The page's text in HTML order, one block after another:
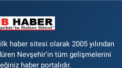
haber sitesi olarak 2005 yılından
Nevşehir'in tüm gelişmelerini
haber portalıdır.